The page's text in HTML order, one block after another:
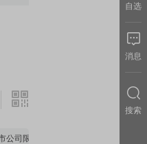
限售股解禁一览
自选
消息
搜索